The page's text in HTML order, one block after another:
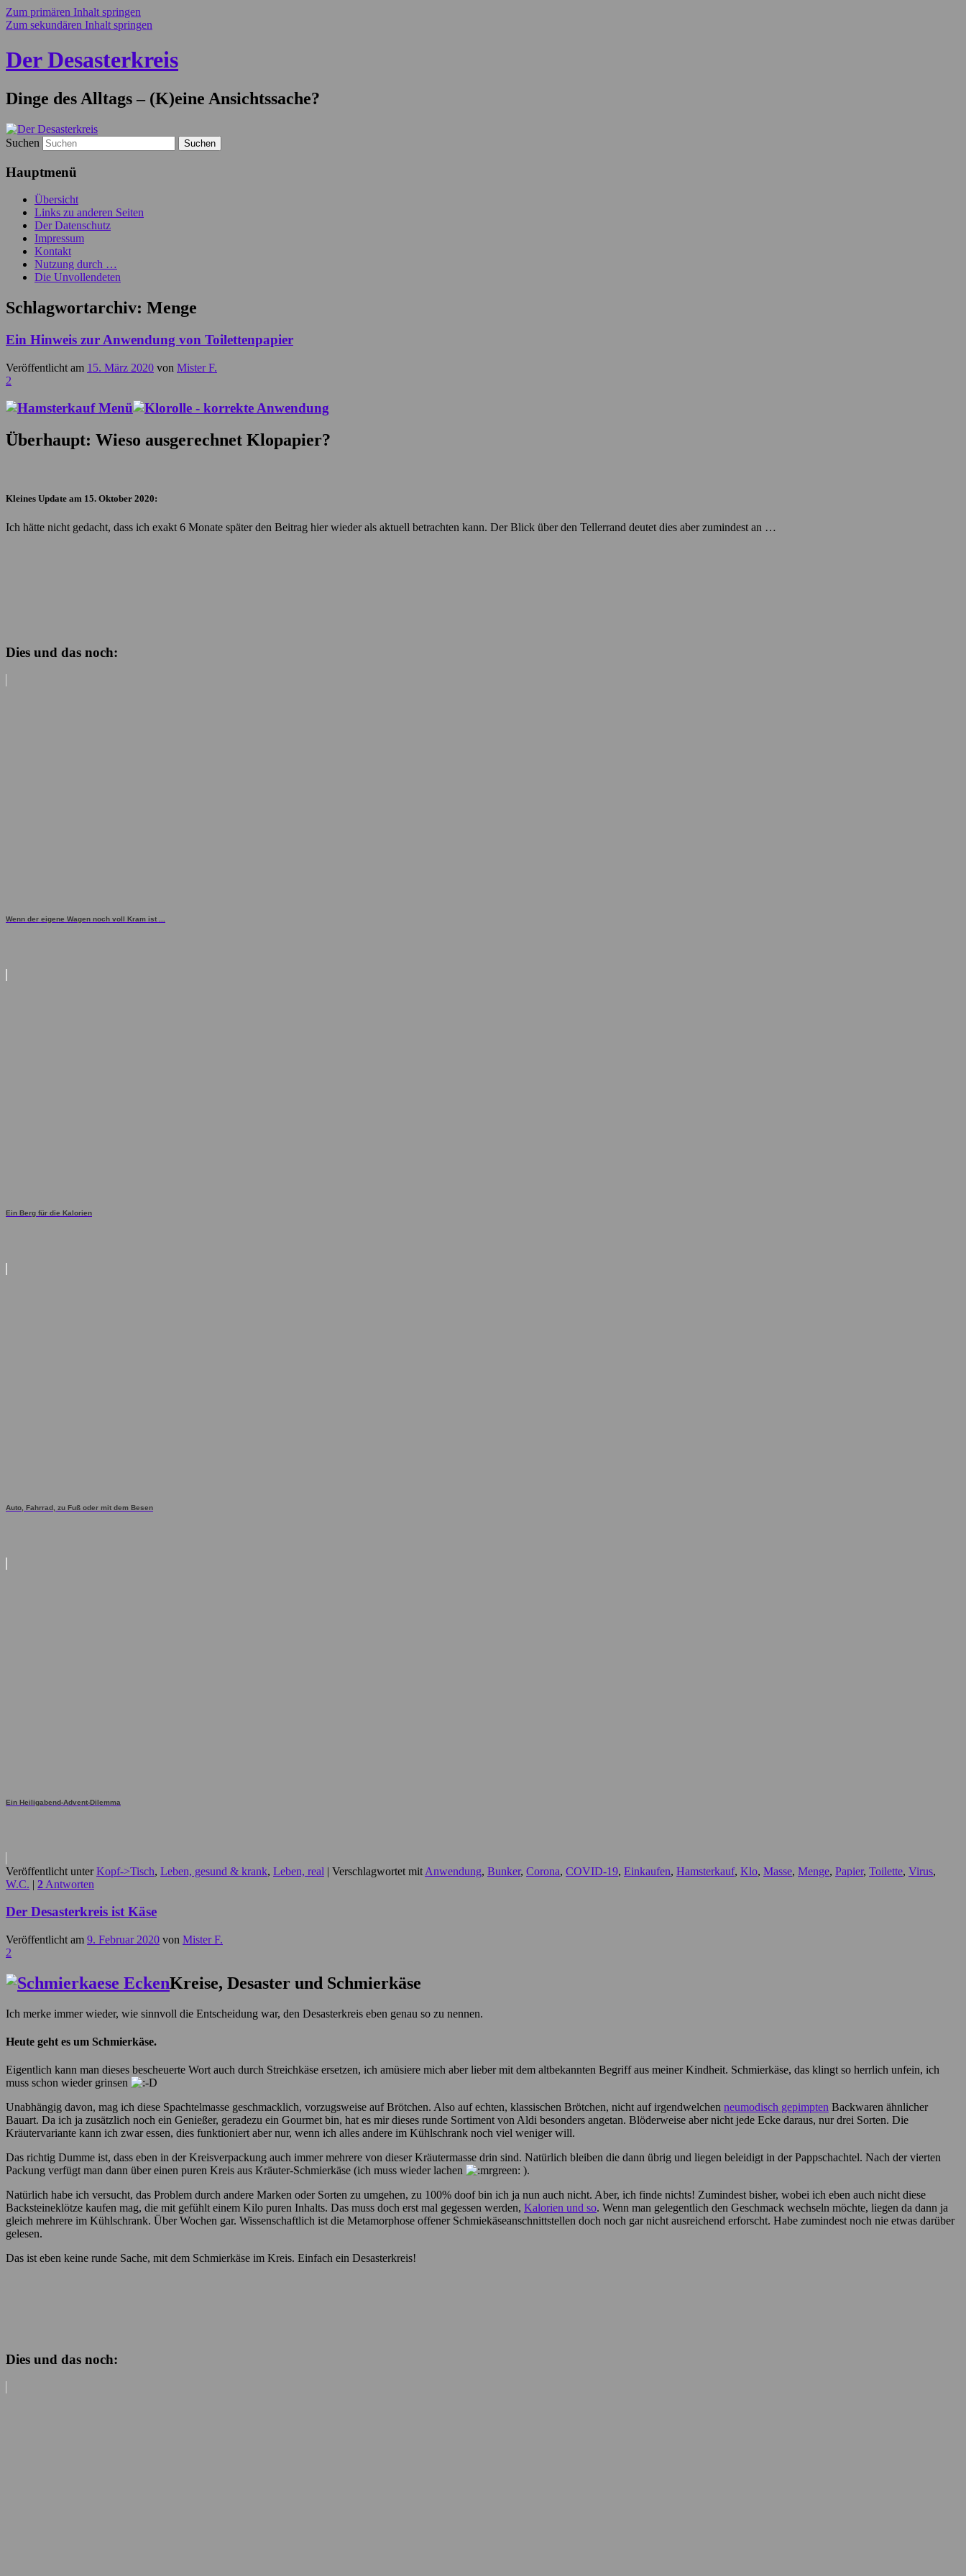
Zum primären Inhalt springen
Zum sekundären Inhalt springen
Der Desasterkreis
Dinge des Alltags – (K)eine Ansichtssache?
Suchen
Hauptmenü
Übersicht
Links zu anderen Seiten
Der Datenschutz
Impressum
Kontakt
Nutzung durch …
Die Unvollendeten
Schlagwortarchiv: Menge
Ein Hinweis zur Anwendung von Toilettenpapier
Veröffentlicht am 15. März 2020 von Mister F.
2
Überhaupt: Wieso ausgerechnet Klopapier?
Kleines Update am 15. Oktober 2020:
Ich hätte nicht gedacht, dass ich exakt 6 Monate später den Beitrag hier wieder als aktuell betrachten kann. Der Blick über den Tellerrand deutet dies aber zumindest an …
Dies und das noch:
Wenn der eigene Wagen noch voll Kram ist ...
Ein Berg für die Kalorien
Auto, Fahrrad, zu Fuß oder mit dem Besen
Ein Heiligabend-Advent-Dilemma
Veröffentlicht unter Kopf->Tisch, Leben, gesund & krank, Leben, real | Verschlagwortet mit Anwendung, Bunker, Corona, COVID-19, Einkaufen, Hamsterkauf, Klo, Masse, Menge, Papier, Toilette, Virus,
W.C. | 2 Antworten
Der Desasterkreis ist Käse
Veröffentlicht am 9. Februar 2020 von Mister F.
2
Kreise, Desaster und Schmierkäse
Ich merke immer wieder, wie sinnvoll die Entscheidung war, den Desasterkreis eben genau so zu nennen.
Heute geht es um Schmierkäse.
Eigentlich kann man dieses bescheuerte Wort auch durch Streichkäse ersetzen, ich amüsiere mich aber lieber mit dem altbekannten Begriff aus meiner Kindheit. Schmierkäse, das klingt so herrlich unfein, ich
muss schon wieder grinsen
Unabhängig davon, mag ich diese Spachtelmasse geschmacklich, vorzugsweise auf Brötchen. Also auf echten, klassischen Brötchen, nicht auf irgendwelchen neumodisch gepimpten Backwaren ähnlicher
Bauart. Da ich ja zusätzlich noch ein Genießer, geradezu ein Gourmet bin, hat es mir dieses runde Sortiment von Aldi besonders angetan. Blöderweise aber nicht jede Ecke daraus, nur drei Sorten. Die
Kräutervariante kann ich zwar essen, dies funktioniert aber nur, wenn ich alles andere im Kühlschrank noch viel weniger will.
Das richtig Dumme ist, dass eben in der Kreisverpackung auch immer mehrere von dieser Kräutermasse drin sind. Natürlich bleiben die dann übrig und liegen beleidigt in der Pappschachtel. Nach der vierten
Packung verfügt man dann über einen puren Kreis aus Kräuter-Schmierkäse (ich muss wieder lachen
).
Natürlich habe ich versucht, das Problem durch andere Marken oder Sorten zu umgehen, zu 100% doof bin ich ja nun auch nicht. Aber, ich finde nichts! Zumindest bisher, wobei ich eben auch nicht diese
Backsteineklötze kaufen mag, die mit gefühlt einem Kilo puren Inhalts. Das muss doch erst mal gegessen werden, Kalorien und so. Wenn man gelegentlich den Geschmack wechseln möchte, liegen da dann ja
gleich mehrere im Kühlschrank. Über Wochen gar. Wissenschaftlich ist die Metamorphose offener Schmiekäseanschnittstellen doch noch gar nicht ausreichend erforscht. Habe zumindest noch nie etwas darüber
gelesen.
Das ist eben keine runde Sache, mit dem Schmierkäse im Kreis. Einfach ein Desasterkreis!
Dies und das noch: